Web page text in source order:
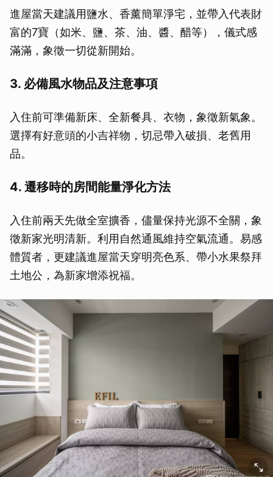
進屋當天建議用鹽水、香薰簡單淨宅，並帶入代表財
富的7寶（如米、鹽、茶、油、醬、醋等），儀式感
滿滿，象徵一切從新開始。
3. 必備風水物品及注意事項
入住前可準備新床、全新餐具、衣物，象徵新氣象。
選擇有好意頭的小吉祥物，切忌帶入破損、老舊用
品。
4. 遷移時的房間能量淨化方法
入住前兩天先做全室擴香，儘量保持光源不全關，象
徵新家光明清新。利用自然通風維持空氣流通。易感
體質者，更建議進屋當天穿明亮色系、帶小水果祭拜
土地公，為新家增添祝福。